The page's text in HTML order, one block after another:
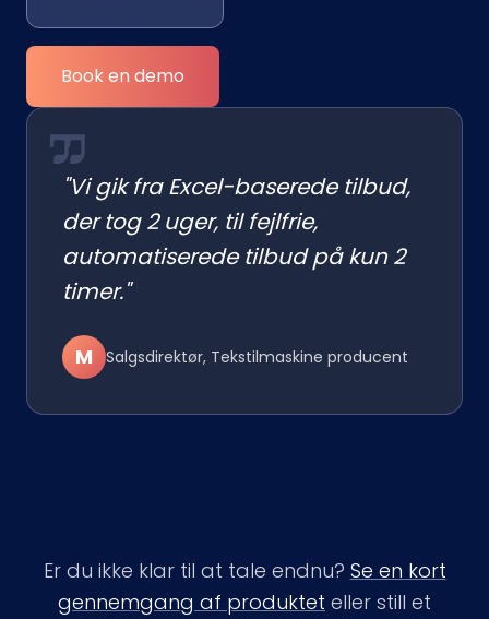
Book en demo
"Vi gik fra Excel-baserede tilbud,
der tog 2 uger, til fejlfrie,
automatiserede tilbud på kun 2
timer."
M Salgsdirektør, Tekstilmaskine producent
Er du ikke klar til at tale endnu? Se en kort
gennemgang af produktet eller still et